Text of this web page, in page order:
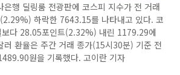
행 딜링룸 전광판에 코스피 지수가 전 거래
하락한 7643.15를 나타내고 있다. 코
보다 28.05포인트(2.32%) 내린 1179.29에
러 환율은 주간 거래 종가(15시30분) 기준 전
원을 기록했다. 고이란 기자